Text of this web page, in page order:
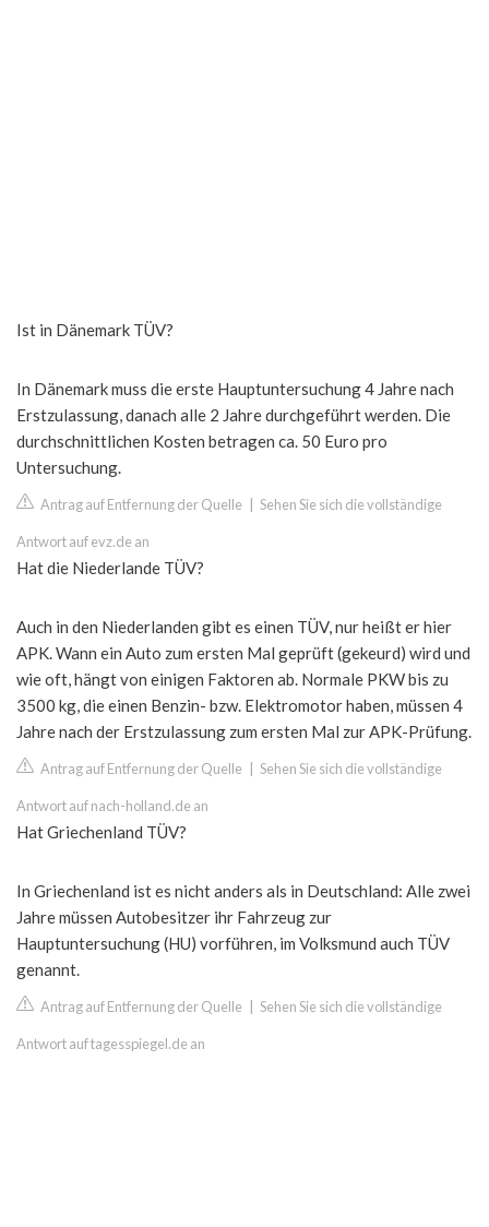
Ist in Dänemark TÜV?
In Dänemark muss die erste Hauptuntersuchung 4 Jahre nach
Erstzulassung, danach alle 2 Jahre durchgeführt werden. Die
durchschnittlichen Kosten betragen ca. 50 Euro pro
Untersuchung.
Antrag auf Entfernung der Quelle Sehen Sie sich die vollständige
Antwort auf evz.de an
Hat die Niederlande TÜV?
Auch in den Niederlanden gibt es einen TÜV, nur heißt er hier
APK. Wann ein Auto zum ersten Mal geprüft (gekeurd) wird und
wie oft, hängt von einigen Faktoren ab. Normale PKW bis zu
3500 kg, die einen Benzin- bzw. Elektromotor haben, müssen 4
Jahre nach der Erstzulassung zum ersten Mal zur APK-Prüfung.
Antrag auf Entfernung der Quelle Sehen Sie sich die vollständige
Antwort auf nach-holland.de an
Hat Griechenland TÜV?
In Griechenland ist es nicht anders als in Deutschland: Alle zwei
Jahre müssen Autobesitzer ihr Fahrzeug zur
Hauptuntersuchung (HU) vorführen, im Volksmund auch TÜV
genannt.
Antrag auf Entfernung der Quelle Sehen Sie sich die vollständige
Antwort auf tagesspiegel.de an